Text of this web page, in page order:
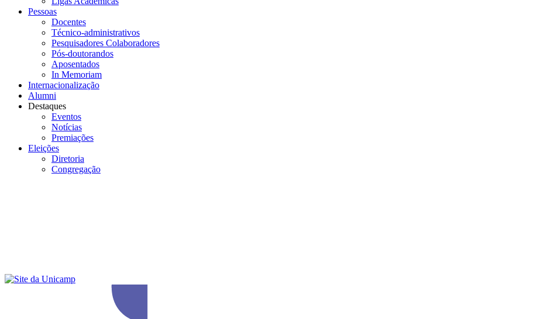
Pessoas
Docentes
Técnico-administrativos
Pesquisadores Colaboradores
Pós-doutorandos
Aposentados
In Memoriam
Internacionalização
Alumni
Destaques
Eventos
Notícias
Premiações
Eleições
Diretoria
Congregação